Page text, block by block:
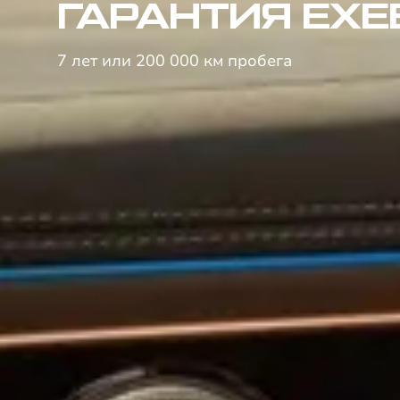
ГАРАНТИЯ
7 лет или 200 000 км пробега